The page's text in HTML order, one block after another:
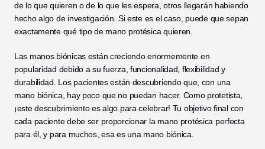
de lo que quieren o de lo que les espera, otros llegarán habiendo
hecho algo de investigación. Si este es el caso, puede que sepan
exactamente qué tipo de mano protésica quieren.
Las manos biónicas están creciendo enormemente en
popularidad debido a su fuerza, funcionalidad, flexibilidad y
durabilidad. Los pacientes están descubriendo que, con una
mano biónica, hay poco que no puedan hacer. Como protetista,
¡este descubrimiento es algo para celebrar! Tu objetivo final con
cada paciente debe ser proporcionar la mano protésica perfecta
para él, y para muchos, esa es una mano biónica.